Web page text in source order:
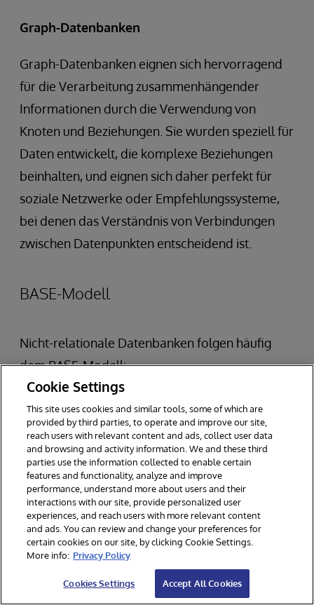
Graph-Datenbanken
Graph-Datenbanken eignen sich hervorragend
für die Verarbeitung zusammenhängender
Informationen durch die Verwendung von
Knoten und Beziehungen. Sie wurden speziell für
Daten entwickelt, die komplexe Beziehungen
beinhalten, und eignen sich daher perfekt für
soziale Netzwerke oder Empfehlungssysteme,
bei denen das Verständnis von Verbindungen
zwischen Datenpunkten entscheidend ist.
BASE-Modell
Nicht-relationale Datenbanken folgen häufig
dem BASE-Modell:
Grundsätzlich verfügbar (Basically
Available):Die Datenbank funktioniert
auch dann noch, wenn einige Teile
ausfallen, wobei die Betriebszeit Vorrang
vor der perfekten Konsistenz hat.
Weicher Zustand (Soft State):Die Werte
der Datenbank können sich im Laufe der
Zeit auch ohne neue Eingaben ändern, da
Aktualisierungen im gesamten System zu
Cookie Settings
This site uses cookies and similar tools, some of which are
provided by third parties, to operate and improve our site,
reach users with relevant content and ads, collect user data
and browsing and activity information. We and these third
parties use the information collected to enable certain
features and functionality, analyze and improve
performance, understand more about users and their
interactions with our site, provide personalized user
experiences, and reach users with more relevant content
and ads. You can review and change your preferences for
certain cookies on our site, by clicking Cookie Settings.
More info: Privacy Policy
Cookies Settings Accept All Cookies